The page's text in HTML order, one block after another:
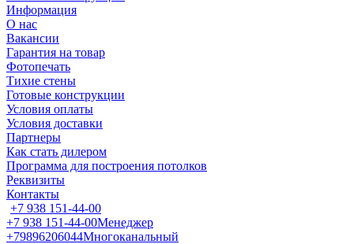
Информация
О нас
Вакансии
Гарантия на товар
Фотопечать
Тихие стены
Готовые конструкции
Условия оплаты
Условия доставки
Партнеры
Как стать дилером
Программа для построения потолков
Реквизиты
Контакты
+7 938 151-44-00
+7 938 151-44-00Менеджер
+79896206044Многоканальный